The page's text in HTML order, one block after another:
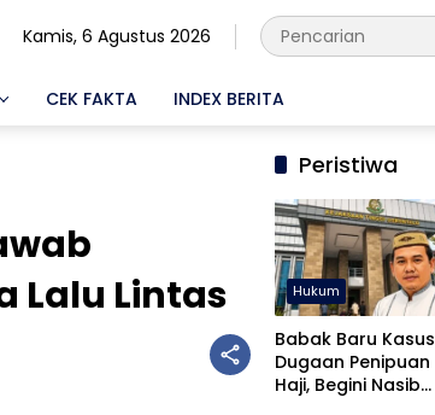
Kamis, 6 Agustus 2026
CEK FAKTA INDEX BERITA
Lalu Lintas
Peristiwa
Hukum
Babak Baru Kasus
Dugaan Penipuan
Haji, Begini Nasib